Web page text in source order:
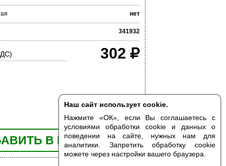
Наш сайт использует cookie.
Нажмите «ОК», если Вы соглашаетесь с
условиями обработки cookie и данных о
поведении на сайте, нужных нам для
аналитики. Запретить обработку cookie
можете через настройки вашего браузера.
нет
341932
302
В КОРЗИНУ